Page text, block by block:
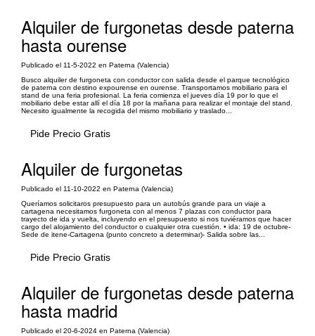
Alquiler de furgonetas desde paterna
hasta ourense
Publicado el 11-5-2022 en Paterna (Valencia)
Busco alquiler de furgoneta con conductor con salida desde el parque tecnológico
de paterna con destino expourense en ourense. Transportamos mobiliario para el
stand de una feria profesional. La feria comienza el jueves día 19 por lo que el
mobiliario debe estar allí el día 18 por la mañana para realizar el montaje del stand.
Necesito igualmente la recogida del mismo mobiliario y traslado...
Pide Precio Gratis
Alquiler de furgonetas
Publicado el 11-10-2022 en Paterna (Valencia)
Queríamos solicitaros presupuesto para un autobús grande para un viaje a
cartagena necesitamos furgoneta con al menos 7 plazas con conductor para
trayecto de ida y vuelta, incluyendo en el presupuesto si nos tuviéramos que hacer
cargo del alojamiento del conductor o cualquier otra cuestión. • ida: 19 de octubre-
Sede de itene-Cartagena (punto concreto a determinar)- Salida sobre las...
Pide Precio Gratis
Alquiler de furgonetas desde paterna
hasta madrid
Publicado el 20-6-2024 en Paterna (Valencia)